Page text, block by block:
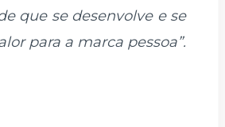
que se desenvolve e se
para a marca pessoa”.